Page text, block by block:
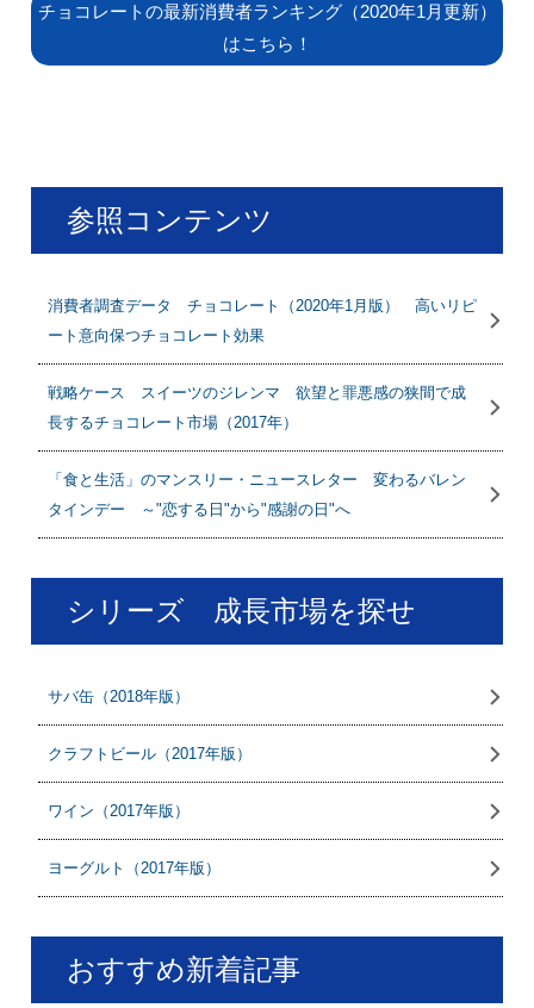
チョコレートの最新消費者ランキング（2020年1月更新）
はこちら！
参照コンテンツ
消費者調査データ チョコレート（2020年1月版） 高いリピ
ート意向保つチョコレート効果
戦略ケース スイーツのジレンマ 欲望と罪悪感の狭間で成
長するチョコレート市場（2017年）
「食と生活」のマンスリー・ニュースレター 変わるバレン
タインデー ～"恋する日"から"感謝の日"へ
シリーズ 成長市場を探せ
サバ缶（2018年版）
クラフトビール（2017年版）
ワイン（2017年版）
ヨーグルト（2017年版）
おすすめ新着記事